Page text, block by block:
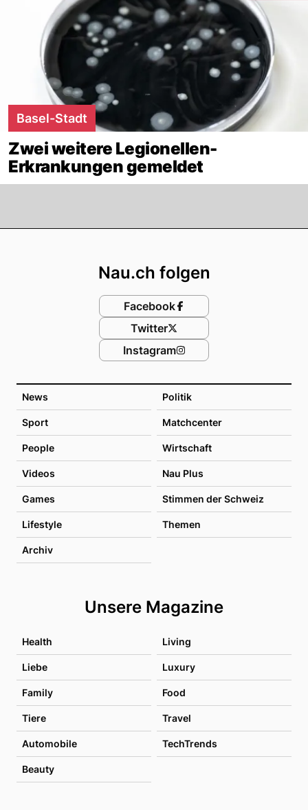
Basel-Stadt
Zwei weitere Legionellen-
Erkrankungen gemeldet
News Politik
Sport Matchcenter
People Wirtschaft
Videos Nau Plus
Games Stimmen der Schweiz
Lifestyle Themen
Archiv
Unsere Magazine
Health Living
Liebe Luxury
Family Food
Tiere Travel
Automobile TechTrends
Beauty
Nau.ch folgen
Facebook
Twitter
Instagram